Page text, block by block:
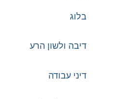
בלוג
דיבה ולשון הרע
דיני עבודה